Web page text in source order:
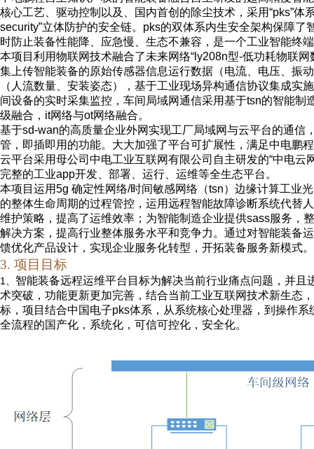
核心工艺、驱动控制以及、国内首创的除尘技术，采用“pks”体
security”立体防护的安全链。 pks的双体系内生安全架构保障了
时防止装备性能降、应急慢、生态不兼容，是一个工业智能终
本项目利用物联网技术融合了未来网络“ ly208n型-低功耗物联网
集上传智能装备的原始传感器信息运行数据（电流、电压、振
（人流数量、安装姿态），基于工业现场异构通信协议集成
间设备的实时采集监控，车间局域网通信采用基于tsn的智能制
级融合， it网络与ot网络融合。
基于sd-wan的高质量企业外网实现工厂局域网与云平台的通信
管，即插即用的功能。大大加强了平台可扩展性，满足中电鹏
云平台采用母公司中电工业互联网有限公司自主研发的“中电云
完整的工业app开发、部署、运行、运维等全生态平台。
本项目运用5g 确定性网络/时间敏感网络（tsn） 边缘计算工业
的整体生命周期的过程管控，运用远程智能故障诊断系统代替
维护策略，提高了运维效率；为智能制造企业提供sass服务，
解决方案，提高行业整体服务水平和竞争力。通过对智能装备
馈优化产品设计，实现企业服务化转型，开拓装备服务新模式。
3. 项目目标
1、 智能装备远程运维平台 目标为解决当前行业痛点问题 ，并且
术突破，功能更新更加完善，结合当前工业互联网技术新生态
标， 项目 结合中国电子pks体系，从系统核心处理器，到操作系
全流程的国产化，系统化，可信可控化，安全化。